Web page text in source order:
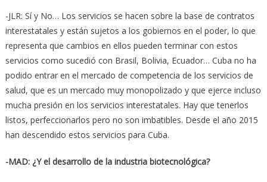
-JLR: Sí y No… Los servicios se hacen sobre la base de contratos
interestatales y están sujetos a los gobiernos en el poder, lo que
representa que cambios en ellos pueden terminar con estos
servicios como sucedió con Brasil, Bolivia, Ecuador… Cuba no ha
podido entrar en el mercado de competencia de los servicios de
salud, que es un mercado muy monopolizado y que ejerce incluso
mucha presión en los servicios interestatales. Hay que tenerlos
listos, perfeccionarlos pero no son imbatibles. Desde el año 2015
han descendido estos servicios para Cuba.
-MAD: ¿Y el desarrollo de la industria biotecnológica?